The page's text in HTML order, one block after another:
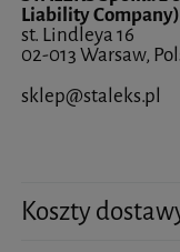
Liability Company)
st. Lindleya 16
02-013 Warsaw,
sklep@staleks.pl
Koszty
Cena nie zawiera